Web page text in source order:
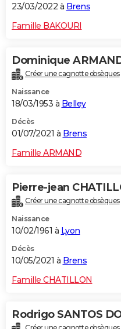
23/03/2022 à Brens
Famille BAKOURI
Dominique
Créer une cagnotte obsèques
Naissance
18/03/1953 à Belley
Décès
01/07/2021 à Brens
Famille ARMAND
Pierre-jean
Créer une cagnotte obsèques
Naissance
10/02/1961 à Lyon
Décès
10/05/2021 à Brens
Famille CHATILLON
Rodrigo SANTOS